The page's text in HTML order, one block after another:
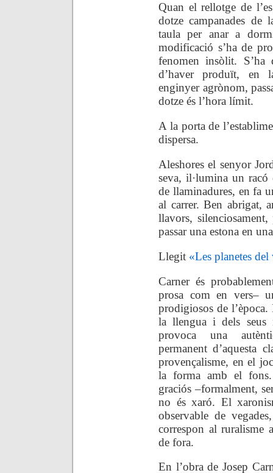
Quan el rellotge de
dotze campanades de
taula per anar a
modificació s’ha de
fenomen insòlit.
d’haver produït, en
enginyer agrònom,
dotze és l’hora límit.
A la porta de
dispersa.
Aleshores el senyor
seva, il·lumina un
de llaminadures, en fa
al carrer. Ben abrigat,
llavors, silenciosament,
passar una estona en
Llegit «Les planetes
Carner és
prosa com en vers–
prodigiosos de
la llengua i dels seus
provoca una
permanent d’aquesta
provençalisme, en el
la forma amb el fons.
graciós –formalment,
no és xaró. El
observable de
correspon al ruralisme
de fora.
En l’obra de Josep